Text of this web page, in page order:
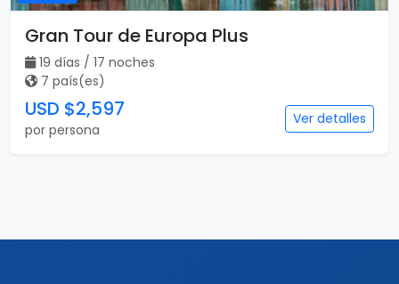
Gran Tour de Europa Plus
19 días / 17 noches
7 país(es)
USD $2,597
por persona
Ver detalles